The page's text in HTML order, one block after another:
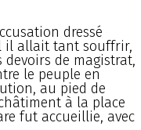
dressé
il allait tant souffrir,
devoirs de magistrat,
le peuple en
au pied de
à la place
fut accueillie, avec